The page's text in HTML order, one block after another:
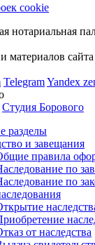
cookie
нотариальная
материалов
TelegramYandex
Студия Борового
разделы
и завещания
правила
по
по
от наследства